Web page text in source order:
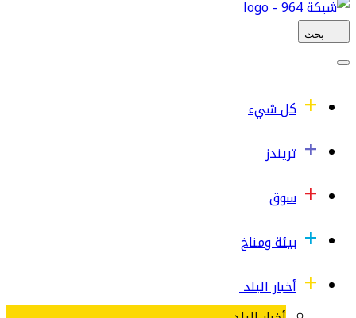
بحث
كل شيء
تريندز
سوق
بيئة ومناخ
أخبار البلد